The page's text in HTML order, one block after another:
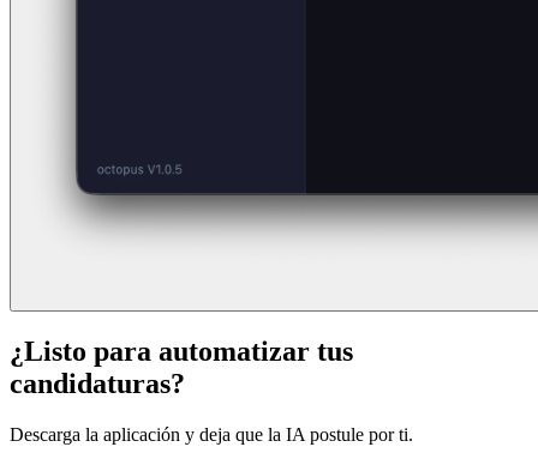
¿Listo para automatizar tus
candidaturas?
Descarga la aplicación y deja que la IA postule por ti.